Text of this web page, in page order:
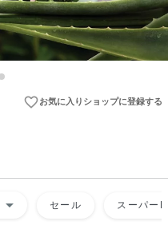
favorite_borderお気に入りショップに登録する
arrow_drop_down セール スーパー